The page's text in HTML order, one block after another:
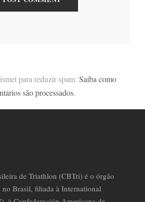
para reduzir spam. Saiba como
são processados.
de Triathlon (CBTri) é o órgão
Brasil, filiada à International